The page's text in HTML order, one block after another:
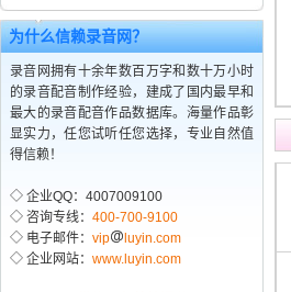
为什么信赖录音网？
录音网拥有十余年数百万字和数十万小时
的录音配音制作经验，建成了国内最早和
最大的录音配音作品数据库。海量作品彰
显实力，任您试听任您选择，专业自然值
得信赖！
◇ 企业QQ：4007009100
◇ 咨询专线： 400-700-9100
◇ 电子邮件： vip
luyin.com
◇ 企业网站： www.luyin.com